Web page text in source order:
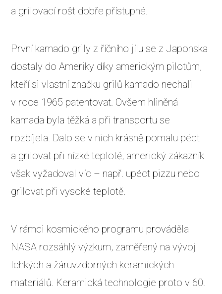
a grilovací rošt dobře přístupné.
První kamado grily z říčního jílu se z Japonska
dostaly do Ameriky díky americkým pilotům,
kteří si vlastní značku grilů kamado nechali
v roce 1965 patentovat. Ovšem hliněná
kamada byla těžká a při transportu se
rozbíjela. Dalo se v nich krásně pomalu péct
a grilovat při nízké teplotě, americký zákazník
však vyžadoval víc – např. upéct pizzu nebo
grilovat při vysoké teplotě.
V rámci kosmického programu prováděla
NASA rozsáhlý výzkum, zaměřený na vývoj
lehkých a žáruvzdorných keramických
materiálů. Keramická technologie proto v 60.